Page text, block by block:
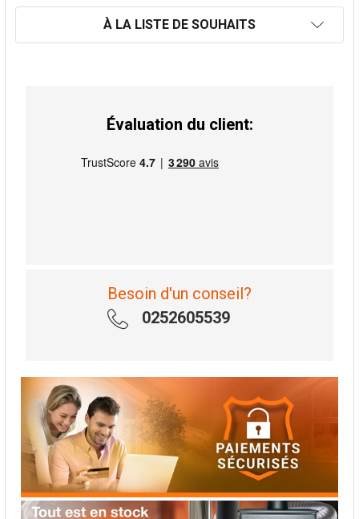
À LA LISTE DE SOUHAITS
Évaluation du client:
Besoin d'un conseil?
0252605539